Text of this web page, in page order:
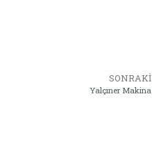
SONRAKI
Yalçıner Makina